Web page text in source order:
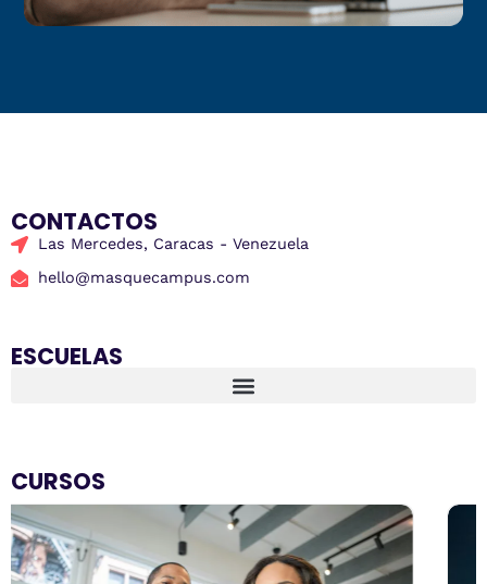
CONTACTOS
Las Mercedes, Caracas - Venezuela
hello@masquecampus.com
ESCUELAS
CURSOS